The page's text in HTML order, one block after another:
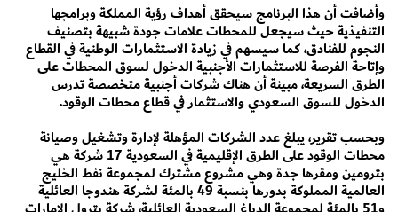
وأضافت أن هذا البرنامج سيحقق أهداف رؤية المملكة وبرامجها
التنفيذية حيث سيجعل للمحطات علامات جودة شبيهة بتصنيف
النجوم للفنادق، كما سيسهم في زيادة الاستثمارات الوطنية في القطاع
وإتاحة الفرصة للاستثمارات الأجنبية الدخول لسوق المحطات على
الطرق السريعة، مبينة أن هناك شركات أجنبية متخصصة تدرس
الدخول للسوق السعودي والاستثمار في قطاع محطات الوقود.
وبحسب تقرير، يبلغ عدد الشركات المؤهلة لإدارة وتشغيل وصيانة
محطات الوقود على الطرق الإقليمية في السعودية 17 شركة هي
بترومين ومقرها جدة وهي مشروع مشترك لمجموعة نفط الخليج
العالمية المملوكة بدورها بنسبة 49 بالمئة لشركة هندوجا العائلية